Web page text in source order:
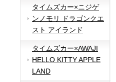
タイムズカー×ニジゲ
ンノモリ ドラゴンクエ
スト アイランド
タイムズカー×AWAJI
HELLO KITTY APPLE
LAND